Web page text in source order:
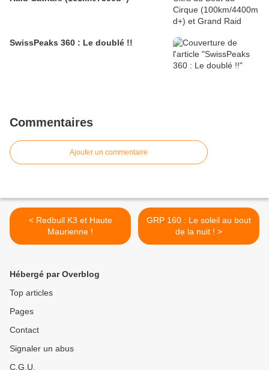
SwissPeaks 360 : Le doublé !!
Commentaires
Ajouter un commentaire
< Redbull K3 et Haute
Maurienne !
GRP 160 : Le soleil au bout
de la nuit ! >
Hébergé par Overblog
Top articles
Pages
Contact
Signaler un abus
C.G.U.